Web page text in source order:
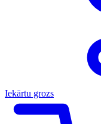
Iekārtu grozs